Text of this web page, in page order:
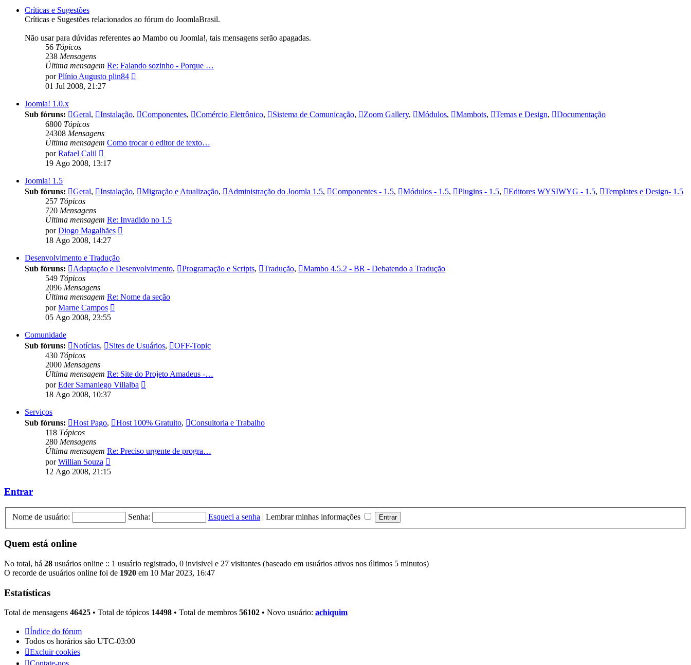
Críticas e Sugestões
Críticas e Sugestões relacionados ao fórum do JoomlaBrasil.
Não usar para dúvidas referentes ao Mambo ou Joomla!, tais mensagens serão apagadas.
56 Tópicos
238 Mensagens
Última mensagem Re: Falando sozinho - Porque …
porPlínio Augusto plin84
01 Jul 2008, 21:27
Joomla! 1.0.x
Sub fóruns:
Geral, Instalação, Componentes, Comércio Eletrônico, Sistema de Comunicação, Zoom Gallery, Módulos, Mambots, Temas e Design,
Documentação
6800 Tópicos
24308 Mensagens
Última mensagem Como trocar o editor de texto…
porRafael Calil
última
19 Ago 2008, 13:17
Joomla! 1.5
Sub fóruns:
Geral, Instalação, Migração e Atualização, Administração do Joomla 1.5, Componentes - 1.5, Módulos - 1.5, Plugins - 1.5, Editores WYSIWYG - 1.5,
Templates e Design- 1.5
257 Tópicos
720 Mensagens
Última mensagem Re: Invadido no 1.5
porDiogo Magalhães
18 Ago 2008, 14:27
Desenvolvimento e Tradução
Sub fóruns:
Adaptação e Desenvolvimento, Programação e Scripts, Tradução,
Mambo 4.5.2 - BR - Debatendo a Tradução
549 Tópicos
2096 Mensagens
Última mensagem Re: Nome da seção
porMarne Campos
05 Ago 2008, 23:55
Comunidade
Sub fóruns:
Notícias, Sites de Usuários,
OFF-Topic
430 Tópicos
2000 Mensagens
Última mensagem Re: Site do Projeto Amadeus -…
porEder Samaniego Villalba
18 Ago 2008, 10:37
Serviços
Sub fóruns:
Host Pago, Host 100% Gratuito,
Consultoria e Trabalho
118 Tópicos
280 Mensagens
Última mensagem Re: Preciso urgente de progra…
porWillian Souza
última
12 Ago 2008, 21:15
Entrar
Nome de usuário: Senha: Esqueci a senha | Lembrar minhas informações
Quem está online
No total, há 28 usuários online :: 1 usuário registrado, 0 invisivel e 27 visitantes (baseado em usuários ativos nos últimos 5 minutos)
O recorde de usuários online foi de 1920 em 10 Mar 2023, 16:47
Estatísticas
Total de mensagens 46425 • Total de tópicos 14498 • Total de membros 56102 • Novo usuário: achiquim
Índice do fórum
Todos os horários são UTC-03:00
Excluir cookies